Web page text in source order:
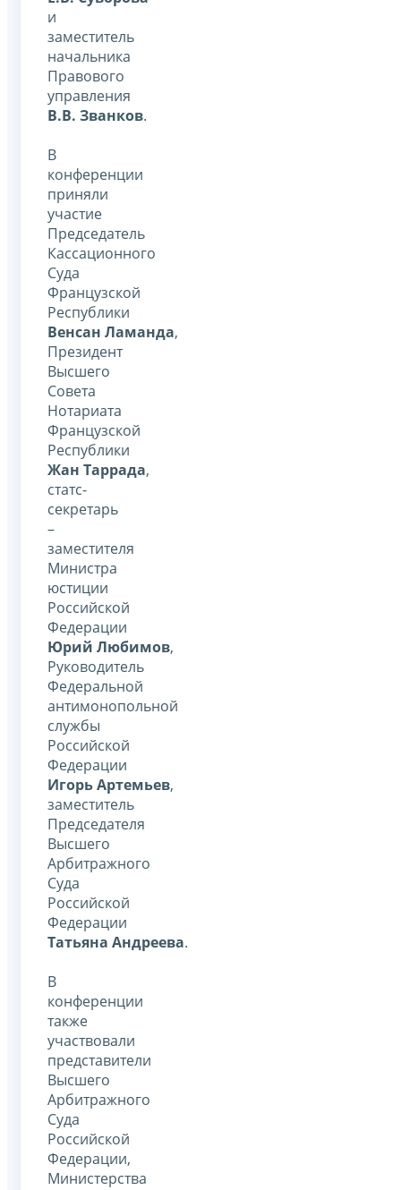
и
заместитель
начальника
Правового
управления
В.В. Званков.
В
конференции
приняли
участие
Председатель
Кассационного
Суда
Французской
Республики
Венсан Ламанда,
Президент
Высшего
Совета
Нотариата
Французской
Республики
Жан Таррада,
статс-
секретарь
–
заместителя
Министра
юстиции
Российской
Федерации
Юрий Любимов,
Руководитель
Федеральной
антимонопольной
службы
Российской
Федерации
Игорь Артемьев,
заместитель
Председателя
Высшего
Арбитражного
Суда
Российской
Федерации
Татьяна Андреева.
В
конференции
также
участвовали
представители
Высшего
Арбитражного
Суда
Российской
Федерации,
Министерства